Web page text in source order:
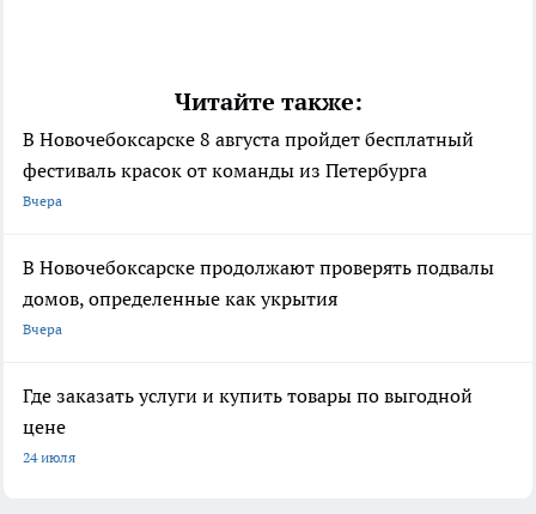
Читайте также:
В Новочебоксарске 8 августа пройдет бесплатный
фестиваль красок от команды из Петербурга
Вчера
В Новочебоксарске продолжают проверять подвалы
домов, определенные как укрытия
Вчера
Где заказать услуги и купить товары по выгодной
цене
24 июля